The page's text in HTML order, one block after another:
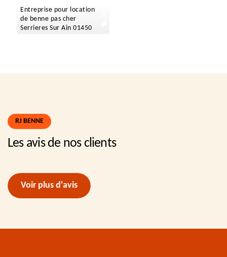
Entreprise pour location
de benne pas cher
Serrieres Sur Ain 01450
RJ BENNE
Les avis de nos clients
Voir plus d'avis